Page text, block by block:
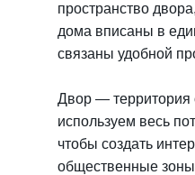
пространство
дома вписаны в
связаны удобной
Двор —
используем весь
чтобы создать
общественные зоны